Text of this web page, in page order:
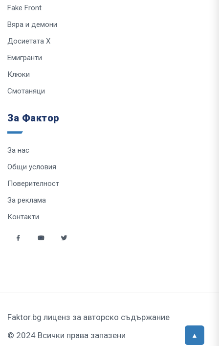
Fake Front
Вяра и демони
Досиетата Х
Емигранти
Клюки
Смотаняци
За Фактор
За нас
Общи условия
Поверителност
За реклама
Контакти
Faktor.bg лиценз за авторско съдържание
© 2024 Всички права запазени